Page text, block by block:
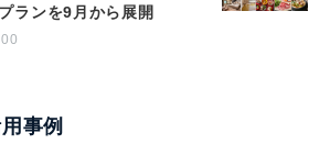
ランを9月から展開
事例